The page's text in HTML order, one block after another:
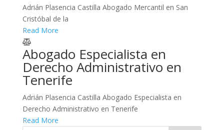
Adrián Plasencia Castilla Abogado Mercantil en San
Cristóbal de la
Read More
Abogado Especialista en
Derecho Administrativo en
Tenerife
Adrián Plasencia Castilla Abogado Especialista en
Derecho Administrativo en Tenerife
Read More